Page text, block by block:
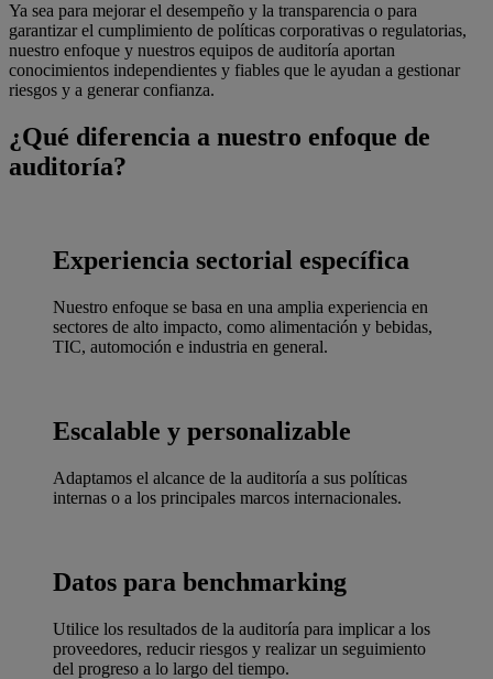
Ya sea para mejorar el desempeño y la transparencia o para
garantizar el cumplimiento de políticas corporativas o regulatorias,
nuestro enfoque y nuestros equipos de auditoría aportan
conocimientos independientes y fiables que le ayudan a gestionar
riesgos y a generar confianza.
¿Qué diferencia a nuestro enfoque de
auditoría?
Experiencia sectorial específica
Nuestro enfoque se basa en una amplia experiencia en
sectores de alto impacto, como alimentación y bebidas,
TIC, automoción e industria en general.
Escalable y personalizable
Adaptamos el alcance de la auditoría a sus políticas
internas o a los principales marcos internacionales.
Datos para benchmarking
Utilice los resultados de la auditoría para implicar a los
proveedores, reducir riesgos y realizar un seguimiento
del progreso a lo largo del tiempo.